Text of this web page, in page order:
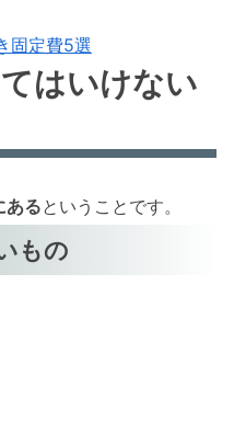
固定費5選
はいけない
あるということです。
もの